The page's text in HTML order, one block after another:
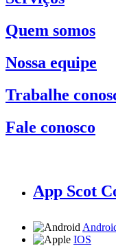
Quem somos
Nossa equipe
Trabalhe
Fale conosco
App Scot
IOS